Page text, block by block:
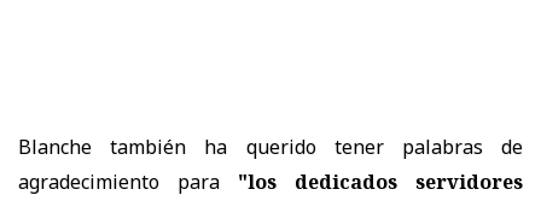
Blanche también ha querido tener palabras de
agradecimiento para "los dedicados servidores